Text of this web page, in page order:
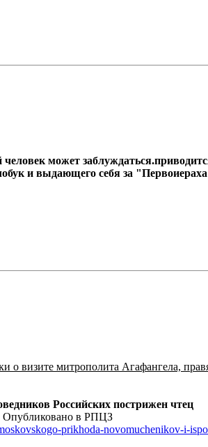
может
и выдающего себя за
визите митрополита Агафангела,
Российских пострижен чтец
Опубликовано в РПЦЗ
prikhoda-novomuchenikov-i-